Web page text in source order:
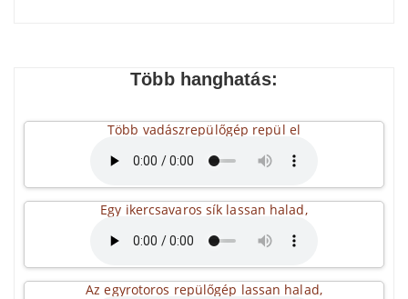
Több hanghatás:
Több vadászrepülőgép repül el
Egy ikercsavaros sík lassan halad,
Az egyrotoros repülőgép lassan halad,